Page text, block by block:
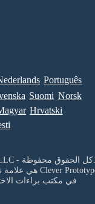
Português
Suomi Norsk
Hrvatski
© 2026 - Clever Prototypes, LLC - كل الحقوق محفوظة.
StoryboardThat هي علامة تجارية لشركة Clever